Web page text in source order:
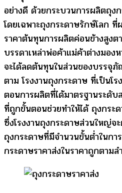
อย่างดี ด้วยกระบวนการผลิตถุง
โดยเฉพาะถุงกระดาษรักษ์โลก
ราคาต้นทุนการผลิตค่อนข้างสูงต
บรรดาเหล่าพ่อค้าแม่ค้าต่างมอง
จะได้ลดต้นทุนในส่วนของบรรจุ
ตาม โรงงานถุงกระดาษ ที่เป็นโ
ตอนการผลิตที่ได้มาตรฐานระดั
ที่ถูกขั้นตอนช่วยทำให้ได้ ถุงกระ
ซึ่งโรงงานถุงกระดาษส่วนใหญ่
ถุงกระดาษที่มีจำนวนขั้นต่ำในกา
กระดาษราคาส่งในราคาถูกตาม